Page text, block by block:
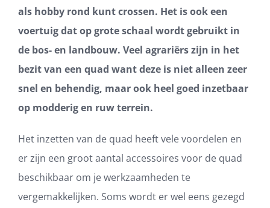
als hobby rond kunt crossen. Het is ook een
voertuig dat op grote schaal wordt gebruikt in
de bos- en landbouw. Veel agrariërs zijn in het
bezit van een quad want deze is niet alleen zeer
snel en behendig, maar ook heel goed inzetbaar
op modderig en ruw terrein.
Het inzetten van de quad heeft vele voordelen en
er zijn een groot aantal accessoires voor de quad
beschikbaar om je werkzaamheden te
vergemakkelijken. Soms wordt er wel eens gezegd